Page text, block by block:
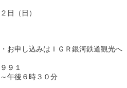
日（日）
お申し込みはＩＧＲ銀河鉄道観光へ
９１
午後６時３０分